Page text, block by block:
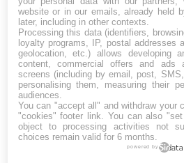
website or in our emails, already held
later, including in other contexts.
Processing this data (identifiers,
loyalty programs, IP, postal addresses
geolocation, etc.) allows developing
content, commercial offers and ads
screens (including by email, post,
personalising them, measuring their
audiences.
You can "accept all" and withdraw your
"cookies" footer link . You can also
object to processing activities not
choices remain valid for 6 months.
powered by